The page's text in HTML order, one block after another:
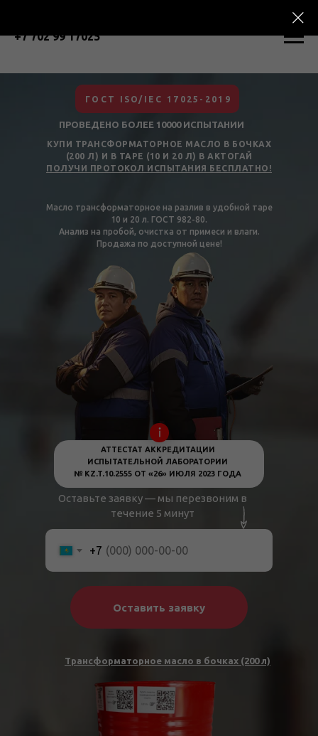
+7 702 99 17025
ПРОВЕДЕНО БОЛЕЕ 10000 ИСПЫТАНИИ
КУПИ ТРАНСФОРМАТОРНОЕ МАСЛО В БОЧКАХ
(200 Л) И В ТАРЕ (10 И 20 Л) В АКТОГАЙ
ПОЛУЧИ ПРОТОКОЛ ИСПЫТАНИЯ БЕСПЛАТНО!
ГОСТ ISO/IEC 17025-2019
Масло трансформаторное на разлив в удобной таре
10 и 20 л. ГОСТ 982-80.
Анализ на пробой, очистка от примеси и влаги.
Продажа по доступной цене!
Трансформаторное масло в бочках (200 л)
АТТЕСТАТ АККРЕДИТАЦИИ
ИСПЫТАТЕЛЬНОЙ ЛАБОРАТОРИИ
№ KZ.T.10.2555 ОТ «26» ИЮЛЯ 2023 ГОДА
+7
Оставить заявку
Оставьте заявку — мы перезвоним в
течение 5 минут